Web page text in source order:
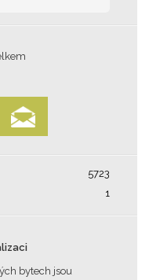
5723
1
bytech jsou